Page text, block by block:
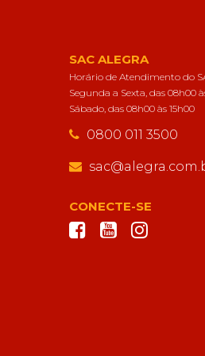
SAC ALEGRA
Horário de Atendimento do
Segunda a Sexta, das 08h00
Sábado, das 08h00 às 15h00
0800 011 3500
CONECTE-SE